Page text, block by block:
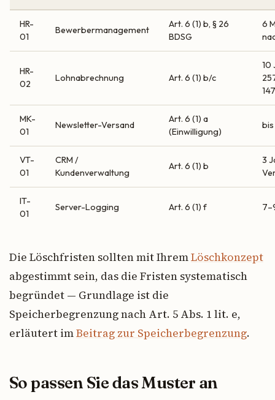
HR-
01
Bewerbermanagement
Art. 6 (1) b, § 26
BDSG
6
HR-
02
Lohnabrechnung Art. 6 (1) b/c
10
MK-
01
Newsletter-Versand
Art. 6 (1) a
(Einwilligung)
VT-
01
CRM /
Kundenverwaltung
Art. 6 (1) b
3
IT-
01
Server-Logging Art. 6 (1) f
Die Löschfristen sollten mit IhremLöschkonzept
abgestimmt sein, das die Fristen systematisch
begründet — Grundlage ist die
Speicherbegrenzung nach Art. 5 Abs. 1 lit. e,
erläutert imBeitrag zur Speicherbegrenzung.
So passen Sie das Muster an